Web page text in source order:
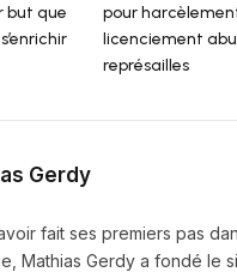
but que
pour
licenciement
représailles
Gerdy
fait ses premiers pas
Mathias Gerdy a fondé le